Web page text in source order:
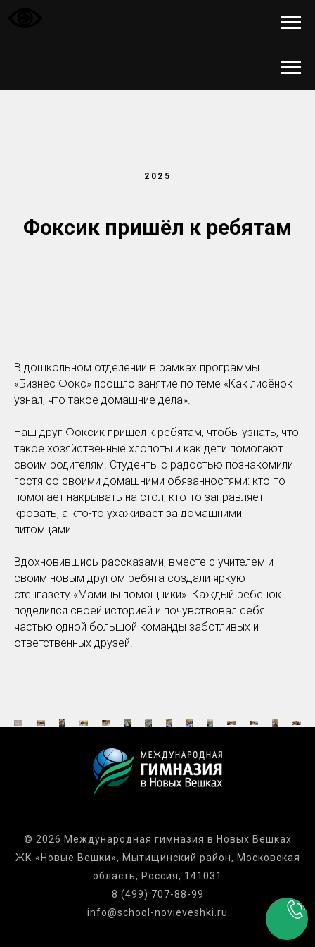
2025
Фоксик пришёл к ребятам
В дошкольном отделении в рамках программы
«Бизнес Фокс» прошло занятие по теме «Как лисёнок
узнал, что такое домашние дела».
Наш друг Фоксик пришёл к ребятам, чтобы узнать, что
такое хозяйственные хлопоты и как дети помогают
своим родителям. Студенты с радостью познакомили
гостя со своими домашними обязанностями: кто-то
помогает накрывать на стол, кто-то заправляет
кровать, а кто-то ухаживает за домашними
питомцами.
Вдохновившись рассказами, вместе с учителем и
своим новым другом ребята создали яркую
стенгазету «Мамины помощники». Каждый ребёнок
поделился своей историей и почувствовал себя
частью одной большой команды заботливых и
ответственных друзей.
© 2026 Международная гимназия в Новых Вешках
ЖК «Новые Вешки», Мытищинский район, Московская
область, Россия, 141031
8 (499) 707-88-99
info@school-novieveshki.ru